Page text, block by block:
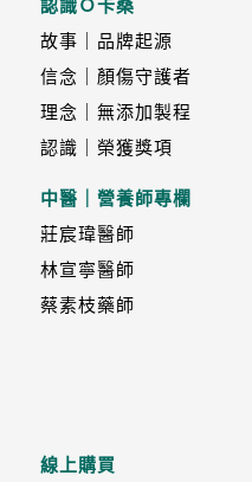
認識Ｏ卡桑
故事｜品牌起源
信念｜顏傷守護者
理念｜無添加製程
認識｜榮獲獎項
中醫｜營養師專欄
莊宸瑋醫師
林宣寧醫師
蔡素枝藥師
線上購買